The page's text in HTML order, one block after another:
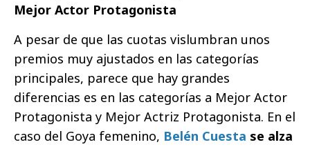
Mejor Actor Protagonista
A pesar de que las cuotas vislumbran unos
premios muy ajustados en las categorías
principales, parece que hay grandes
diferencias es en las categorías a Mejor Actor
Protagonista y Mejor Actriz Protagonista. En el
caso del Goya femenino, Belén Cuesta se alza